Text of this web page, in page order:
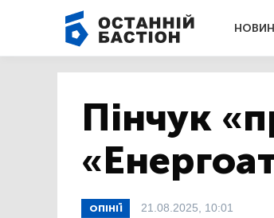
Пінчук
ОПІНІЇ 21.08.2025, 10:01